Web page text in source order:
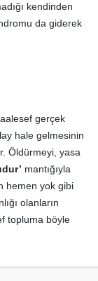
kendinden
da giderek
gerçek
hale gelmesinin
Öldürmeyi, yasa
mantığıyla
hemen yok gibi
olanların
topluma böyle